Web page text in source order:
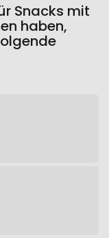
Snacks mit
haben,